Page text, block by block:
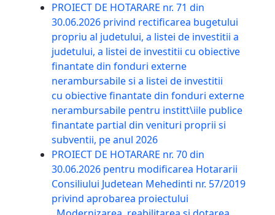
PROIECT DE HOTARARE nr. 71 din
30.06.2026 privind rectificarea bugetului
propriu al judetului, a listei de investitii a
judetului, a listei de investitii cu obiective
finantate din fonduri externe
nerambursabile si a listei de investitii
cu obiective finantate din fonduri externe
nerambursabile pentru institt\iile publice
finantate partial din venituri proprii si
subventii, pe anul 2026
PROIECT DE HOTARARE nr. 70 din
30.06.2026 pentru modificarea Hotararii
Consiliului Judetean Mehedinti nr. 57/2019
privind aprobarea proiectului